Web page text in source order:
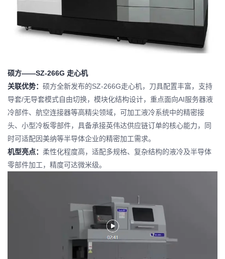
硕方——SZ-266G 走心机
关联优势： 硕方全新发布的SZ-266G走心机，刀具配置丰富，支持
导套/无导套模式自由切换，模块化结构设计，重点面向AI服务器液
冷部件、航空连接器等高精尖领域，可加工液冷系统中的精密接
头、小型冷板零部件，具备承接英伟达供应链订单的核心能力，同
时可适配因美纳等半导体企业的精密加工需求。
机型亮点： 柔性化程度高，适配多规格、复杂结构的液冷及半导体
零部件加工，精度可达微米级。